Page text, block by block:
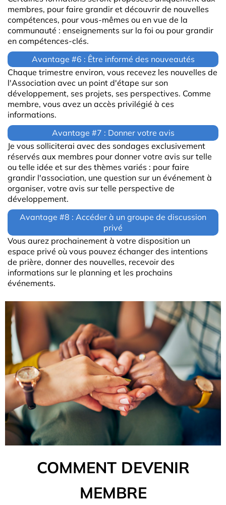
membres, pour faire grandir et découvrir de nouvelles
compétences, pour vous-mêmes ou en vue de la
communauté : enseignements sur la foi ou pour grandir
en compétences-clés.
Avantage #6 : Être informé des nouveautés
Chaque trimestre environ, vous recevez les nouvelles de
l'Association avec un point d'étape sur son
développement, ses projets, ses perspectives. Comme
membre, vous avez un accès privilégié à ces
informations.
Avantage #7 : Donner votre avis
Je vous solliciterai avec des sondages exclusivement
réservés aux membres pour donner votre avis sur telle
ou telle idée et sur des thèmes variés : pour faire
grandir l'association, une question sur un événement à
organiser, votre avis sur telle perspective de
développement.
Avantage #8 : Accéder à un groupe de discussion
privé
Vous aurez prochainement à votre disposition un
espace privé où vous pouvez échanger des intentions
de prière, donner des nouvelles, recevoir des
informations sur le planning et les prochains
événements.
COMMENT DEVENIR
MEMBRE